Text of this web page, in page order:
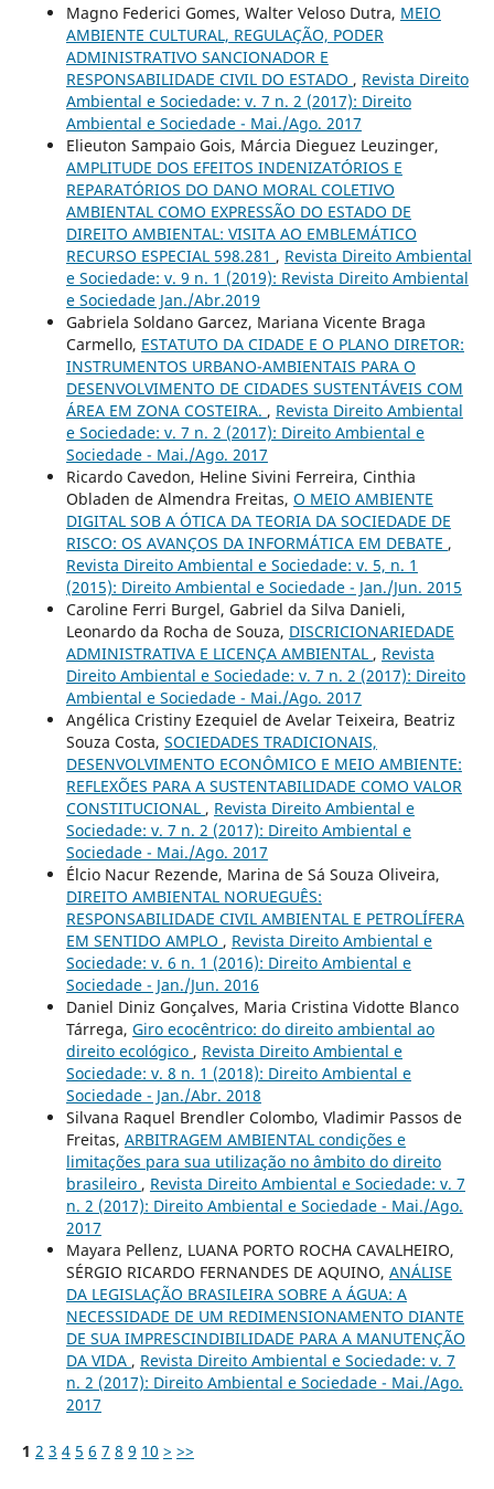
Magno Federici Gomes, Walter Veloso Dutra, MEIO
AMBIENTE CULTURAL, REGULAÇÃO, PODER
ADMINISTRATIVO SANCIONADOR E
RESPONSABILIDADE CIVIL DO ESTADO , Revista Direito
Ambiental e Sociedade: v. 7 n. 2 (2017): Direito
Ambiental e Sociedade - Mai./Ago. 2017
Elieuton Sampaio Gois, Márcia Dieguez Leuzinger,
AMPLITUDE DOS EFEITOS INDENIZATÓRIOS E
REPARATÓRIOS DO DANO MORAL COLETIVO
AMBIENTAL COMO EXPRESSÃO DO ESTADO DE
DIREITO AMBIENTAL: VISITA AO EMBLEMÁTICO
RECURSO ESPECIAL 598.281 , Revista Direito Ambiental
e Sociedade: v. 9 n. 1 (2019): Revista Direito Ambiental
e Sociedade Jan./Abr.2019
Gabriela Soldano Garcez, Mariana Vicente Braga
Carmello, ESTATUTO DA CIDADE E O PLANO DIRETOR:
INSTRUMENTOS URBANO-AMBIENTAIS PARA O
DESENVOLVIMENTO DE CIDADES SUSTENTÁVEIS COM
ÁREA EM ZONA COSTEIRA. , Revista Direito Ambiental
e Sociedade: v. 7 n. 2 (2017): Direito Ambiental e
Sociedade - Mai./Ago. 2017
Ricardo Cavedon, Heline Sivini Ferreira, Cinthia
Obladen de Almendra Freitas, O MEIO AMBIENTE
DIGITAL SOB A ÓTICA DA TEORIA DA SOCIEDADE DE
RISCO: OS AVANÇOS DA INFORMÁTICA EM DEBATE ,
Revista Direito Ambiental e Sociedade: v. 5, n. 1
(2015): Direito Ambiental e Sociedade - Jan./Jun. 2015
Caroline Ferri Burgel, Gabriel da Silva Danieli,
Leonardo da Rocha de Souza, DISCRICIONARIEDADE
ADMINISTRATIVA E LICENÇA AMBIENTAL , Revista
Direito Ambiental e Sociedade: v. 7 n. 2 (2017): Direito
Ambiental e Sociedade - Mai./Ago. 2017
Angélica Cristiny Ezequiel de Avelar Teixeira, Beatriz
Souza Costa, SOCIEDADES TRADICIONAIS,
DESENVOLVIMENTO ECONÔMICO E MEIO AMBIENTE:
REFLEXÕES PARA A SUSTENTABILIDADE COMO VALOR
CONSTITUCIONAL , Revista Direito Ambiental e
Sociedade: v. 7 n. 2 (2017): Direito Ambiental e
Sociedade - Mai./Ago. 2017
Élcio Nacur Rezende, Marina de Sá Souza Oliveira,
DIREITO AMBIENTAL NORUEGUÊS:
RESPONSABILIDADE CIVIL AMBIENTAL E PETROLÍFERA
EM SENTIDO AMPLO , Revista Direito Ambiental e
Sociedade: v. 6 n. 1 (2016): Direito Ambiental e
Sociedade - Jan./Jun. 2016
Daniel Diniz Gonçalves, Maria Cristina Vidotte Blanco
Tárrega, Giro ecocêntrico: do direito ambiental ao
direito ecológico , Revista Direito Ambiental e
Sociedade: v. 8 n. 1 (2018): Direito Ambiental e
Sociedade - Jan./Abr. 2018
Silvana Raquel Brendler Colombo, Vladimir Passos de
Freitas, ARBITRAGEM AMBIENTAL condições e
limitações para sua utilização no âmbito do direito
brasileiro , Revista Direito Ambiental e Sociedade: v. 7
n. 2 (2017): Direito Ambiental e Sociedade - Mai./Ago.
2017
Mayara Pellenz, LUANA PORTO ROCHA CAVALHEIRO,
SÉRGIO RICARDO FERNANDES DE AQUINO, ANÁLISE
DA LEGISLAÇÃO BRASILEIRA SOBRE A ÁGUA: A
NECESSIDADE DE UM REDIMENSIONAMENTO DIANTE
DE SUA IMPRESCINDIBILIDADE PARA A MANUTENÇÃO
DA VIDA , Revista Direito Ambiental e Sociedade: v. 7
n. 2 (2017): Direito Ambiental e Sociedade - Mai./Ago.
2017
1 2 3 4 5 6 7 8 9 10 > >>